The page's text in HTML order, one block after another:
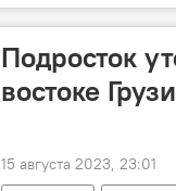
Министерство
Подросток
востоке
15 августа 2023, 23:01